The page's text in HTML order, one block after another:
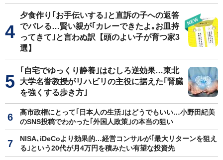
夕食作り｢お手伝いする｣と直訴の子への返答
でバレる…賢い親が｢カレーできたよ｡お皿持
ってきて｣と言わぬ訳【頭のよい子が育つ家3
選】
｢自宅でゆっくり静養｣はむしろ逆効果…東北
大学名誉教授がリハビリの主役に据えた｢腎臓
を強くする歩き方｣
高市政権にとって｢日本人の生活｣はどうでもいい…小野田紀美
のSNS投稿でわかった｢外国人政策｣の本当の狙い
NISA､iDeCoより効果的…経営コンサルが｢最大リターンを狙え
る｣という20代が月4万円を積みたい有望な投資先